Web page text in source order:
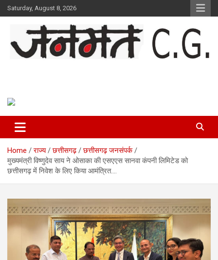
Skip
to
Saturday, August 8, 2026
Home राज्य छत्तीसगढ़
छत्तीसगढ़ जनसंपर्क
मुख्यमंत्री विष्णुदेव साय ने ओसाका की एसएएस सानवा कंपनी लिमिटेड को
छत्तीसगढ़ में निवेश के लिए किया आमंत्रित….